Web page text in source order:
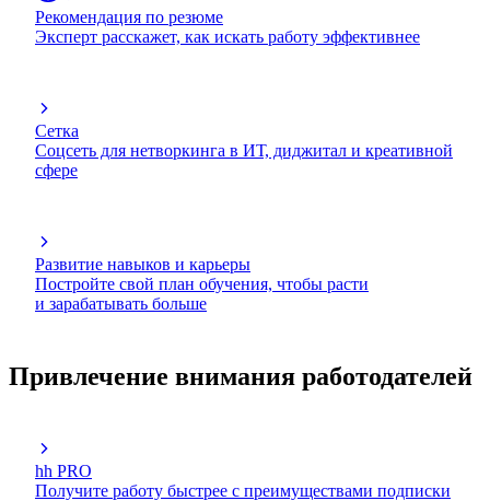
Рекомендация по резюме
Эксперт расскажет, как искать работу эффективнее
Сетка
Соцсеть для нетворкинга в ИТ, диджитал и креативной
сфере
Развитие навыков и карьеры
Постройте свой план обучения, чтобы расти
и зарабатывать больше
Привлечение внимания работодателей
hh PRO
Получите работу быстрее с преимуществами подписки